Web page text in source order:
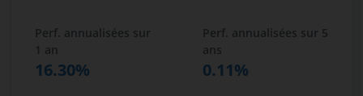
Perf. annualisées sur
1 an
Perf. annualisées sur 5
ans
16.30% 0.11%